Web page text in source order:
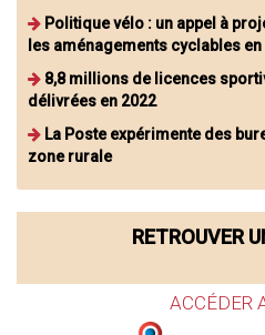
Politique vélo : un appel à
les aménagements cyclables
8,8 millions de licences
délivrées en 2022
La Poste expérimente des
zone rurale
RETROUVER
ACCÉDER